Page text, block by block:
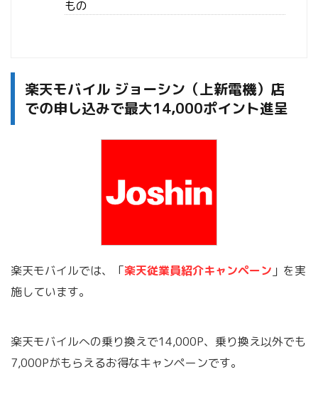
もの
楽天モバイル ジョーシン（上新電機）店
での申し込みで最大14,000ポイント進呈
楽天モバイルでは、「楽天従業員紹介キャンペーン 」を実
施しています。
楽天モバイルへの乗り換えで14,000P、乗り換え以外でも
7,000Pがもらえるお得なキャンペーンです。